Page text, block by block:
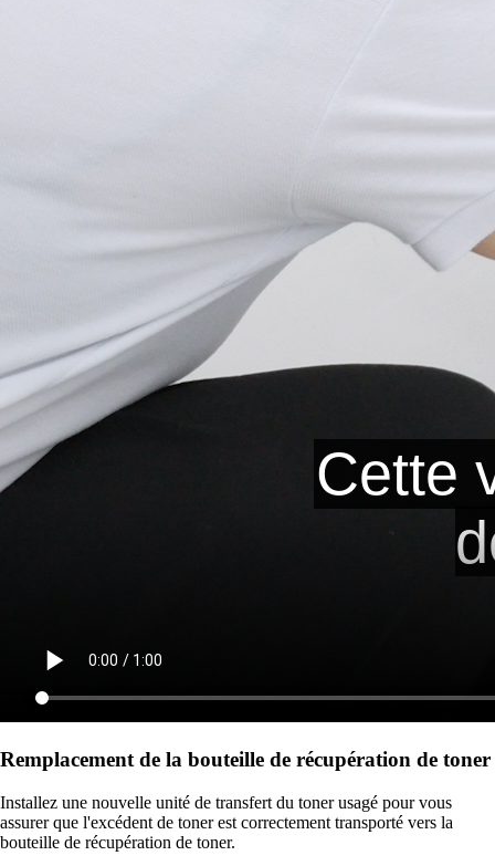
Remplacement de la bouteille de récupération de toner
Installez une nouvelle unité de transfert du toner usagé pour vous
assurer que l'excédent de toner est correctement transporté vers la
bouteille de récupération de toner.